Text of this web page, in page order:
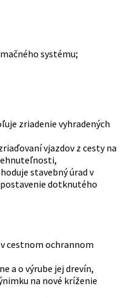
systému;
zriadenie vyhradených
vjazdov z cesty na
stavebný úrad v
dotknutého
cestnom ochrannom
a o výrube jej drevín,
na nové kríženie